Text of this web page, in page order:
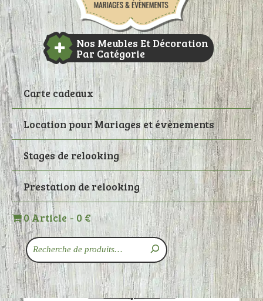
Nos Meubles Et Décoration
Par Catégorie
Carte cadeaux
Location pour Mariages et évènements
Stages de relooking
Prestation de relooking
0 Article 0 €
Recherche